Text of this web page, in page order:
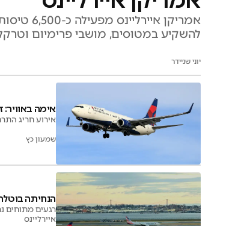
אמריקן
להשקיע במטוסים, מושבי פרימיום
יוני שניידר
אימה באוויר:
אירוע חריג
שמעון כץ
הנחיתה בוטלה: 2 מטוסים כמעט התנגשו
רגעים מתוחים
איירליינס